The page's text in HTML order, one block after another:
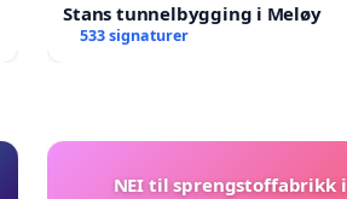
Stans tunnelbygging i Meløy
533 signaturer
NEI til sprengstoffabrikk i